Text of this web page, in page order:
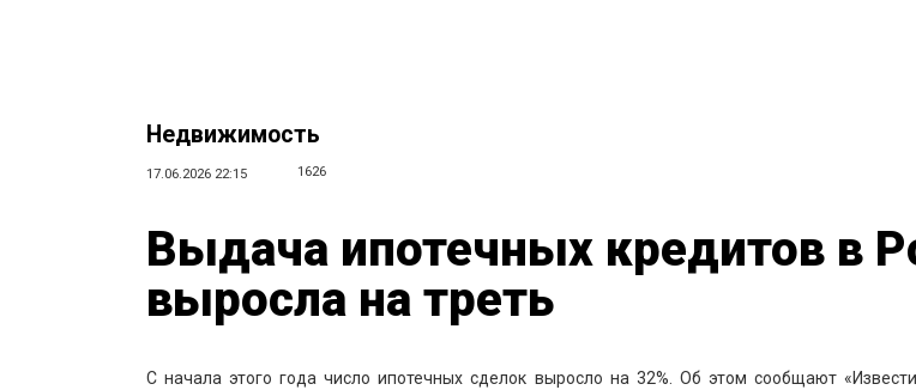
Недвижимость
17.06.2026 22:15 1626
Выдача ипотечных кредитов в
выросла на треть
С начала этого года число ипотечных сделок выросло на 32%. Об этом сообщают